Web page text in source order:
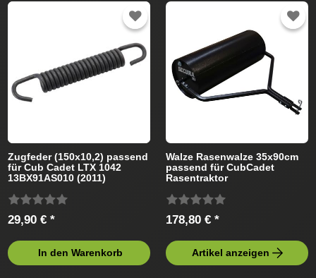
Zugfeder (150x10,2) passend
für Cub Cadet LTX 1042
13BX91AS010 (2011)
29,90 € *
In den Warenkorb
Walze Rasenwalze 35x90cm
passend für CubCadet
Rasentraktor
178,80 € *
Artikel anzeigen